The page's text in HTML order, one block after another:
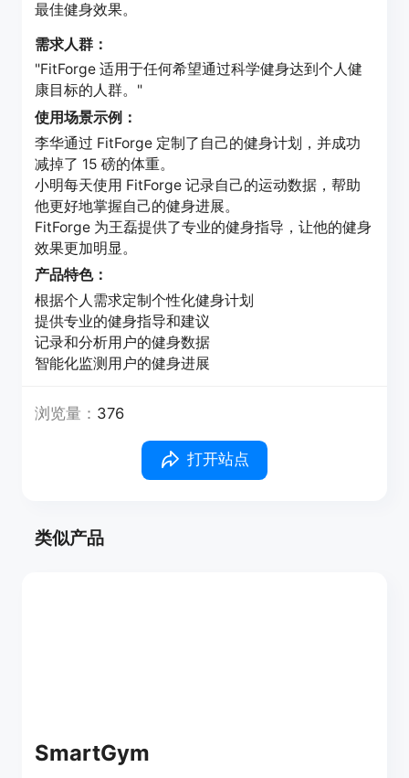
最佳健身效果。
需求人群：
"FitForge 适用于任何希望通过科学健身达到个人健
康目标的人群。"
使用场景示例：
李华通过 FitForge 定制了自己的健身计划，并成功
减掉了 15 磅的体重。
小明每天使用 FitForge 记录自己的运动数据，帮助
他更好地掌握自己的健身进展。
FitForge 为王磊提供了专业的健身指导，让他的健身
效果更加明显。
产品特色：
根据个人需求定制个性化健身计划
提供专业的健身指导和建议
记录和分析用户的健身数据
智能化监测用户的健身进展
浏览量： 376
打开站点
类似产品
SmartGym